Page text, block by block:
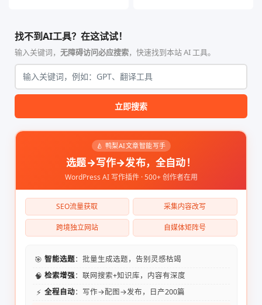
找不到AI工具？在这试试！
输入关键词， 无障碍访问必应搜索，快速找到本站 AI 工具。
立即搜索
🍐 鸭梨AI文章智能写手
选题→写作→发布，全自动！
WordPress AI 写作插件 · 500+ 创作者在用
SEO流量获取 采集内容改写
跨境独立网站 自媒体矩阵号
🎯 智能选题：批量生成选题，告别灵感枯竭
🧠 检索增强：联网搜索+知识库，内容有深度
⚡ 全程自动：写作→配图→发布，日产200篇